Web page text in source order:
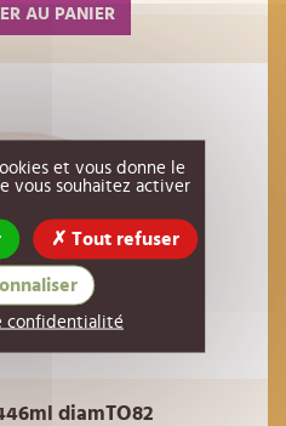
AU PANIER
diamTO82
et vous donne le
vous souhaitez activer
Tout refuser
confidentialité